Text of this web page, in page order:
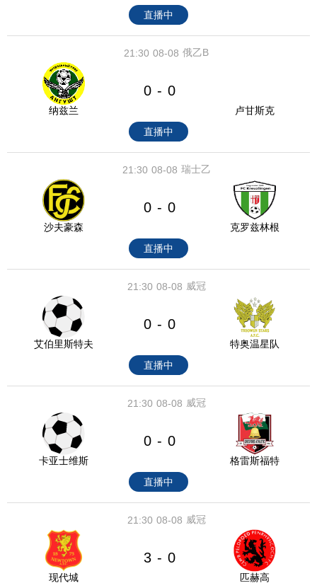
直播中
08-08
21:30 俄乙B
纳兹兰
0 - 0
卢甘斯克
直播中
08-08
21:30 瑞士乙
沙夫豪森
0 - 0
克罗兹林根
直播中
08-08
21:30 威冠
艾伯里斯特夫
0 - 0
特奥温星队
直播中
08-08
21:30 威冠
卡亚士维斯
0 - 0
格雷斯福特
直播中
08-08
21:30 威冠
现代城
3 - 0
匹赫高